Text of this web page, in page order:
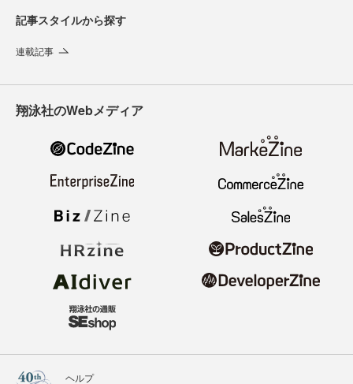
記事スタイルから探す
連載記事
翔泳社のWebメディア
ヘルプ